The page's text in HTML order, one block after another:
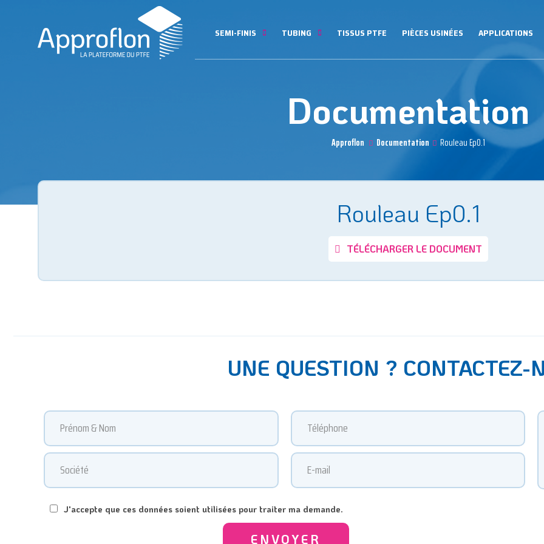
SEMI-FINIS TUBING TISSUS PTFE PIÈCES USINÉES APPLICATIONS
Documentation
Approflon Documentation Rouleau Ep0.1
Rouleau Ep0.1
TÉLÉCHARGER LE DOCUMENT
UNE QUESTION ? CONTACTEZ-
J'accepte que ces données soient utilisées pour traiter ma demande.